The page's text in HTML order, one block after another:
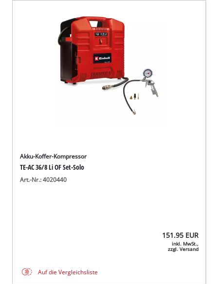
Akku-Koffer-Kompressor
TE-AC 36/8 Li OF Set-Solo
Art.-Nr.: 4020440
151.95 EUR
inkl. MwSt.,
zzgl. Versand
Auf die Vergleichsliste